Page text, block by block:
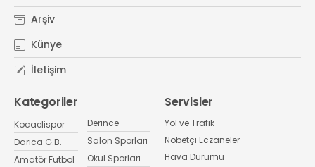
Arşiv
Künye
İletişim
Kategoriler
Kocaelispor
Darıca G.B.
Amatör Futbol
Derince
Salon Sporları
Okul Sporları
Servisler
Yol ve Trafik
Nöbetçi Eczaneler
Hava Durumu